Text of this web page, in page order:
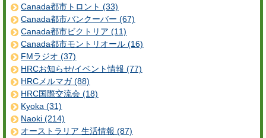
Canada都市トロント (33)
Canada都市バンクーバー (67)
Canada都市ビクトリア (11)
Canada都市モントリオール (16)
FMラジオ (37)
HRCお知らせ/イベント情報 (77)
HRCメルマガ (88)
HRC国際交流会 (18)
Kyoka (31)
Naoki (214)
オーストラリア 生活情報 (87)